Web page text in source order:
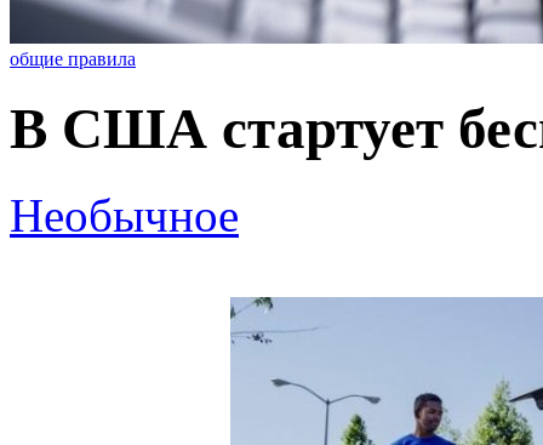
общие правила
В США стартует
Необычное